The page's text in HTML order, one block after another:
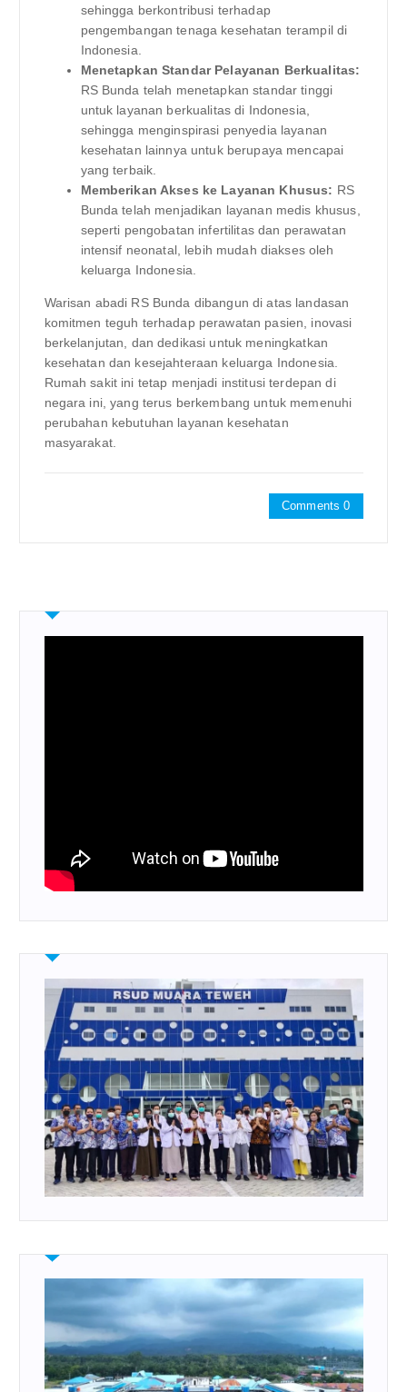
sehingga berkontribusi terhadap
pengembangan tenaga kesehatan terampil di
Indonesia.
Menetapkan Standar Pelayanan Berkualitas:
RS Bunda telah menetapkan standar tinggi
untuk layanan berkualitas di Indonesia,
sehingga menginspirasi penyedia layanan
kesehatan lainnya untuk berupaya mencapai
yang terbaik.
Memberikan Akses ke Layanan Khusus: RS
Bunda telah menjadikan layanan medis khusus,
seperti pengobatan infertilitas dan perawatan
intensif neonatal, lebih mudah diakses oleh
keluarga Indonesia.
Warisan abadi RS Bunda dibangun di atas landasan
komitmen teguh terhadap perawatan pasien, inovasi
berkelanjutan, dan dedikasi untuk meningkatkan
kesehatan dan kesejahteraan keluarga Indonesia.
Rumah sakit ini tetap menjadi institusi terdepan di
negara ini, yang terus berkembang untuk memenuhi
perubahan kebutuhan layanan kesehatan
masyarakat.
Comments 0